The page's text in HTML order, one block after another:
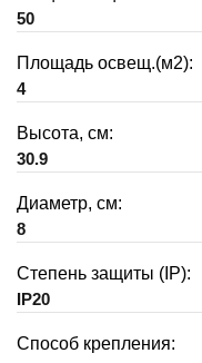
50
Площадь освещ.(м2):
4
Высота, см:
30.9
Диаметр, см:
8
Степень защиты (IP):
IP20
Способ крепления: